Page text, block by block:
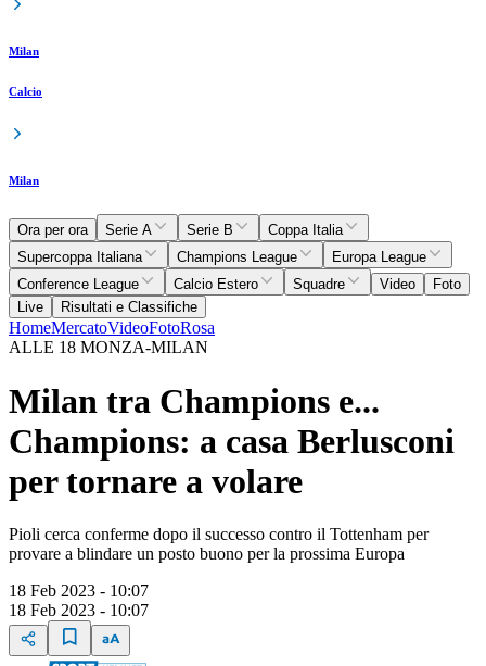
Milan
Calcio
Milan
Ora per ora Serie A Serie B
Coppa Italia
Supercoppa Italiana
Champions League
Europa League
Conference League
Calcio Estero Squadre Video
Foto
Live
Risultati e Classifiche
HomeMercatoVideoFotoRosa
ALLE 18 MONZA-MILAN
Milan tra Champions e...
Champions: a casa Berlusconi
per tornare a volare
Pioli cerca conferme dopo il successo contro il Tottenham per
provare a blindare un posto buono per la prossima Europa
18 Feb 2023 - 10:07
18 Feb 2023 - 10:07